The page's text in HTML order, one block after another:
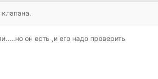
клапана.
он есть ,и его надо проверить